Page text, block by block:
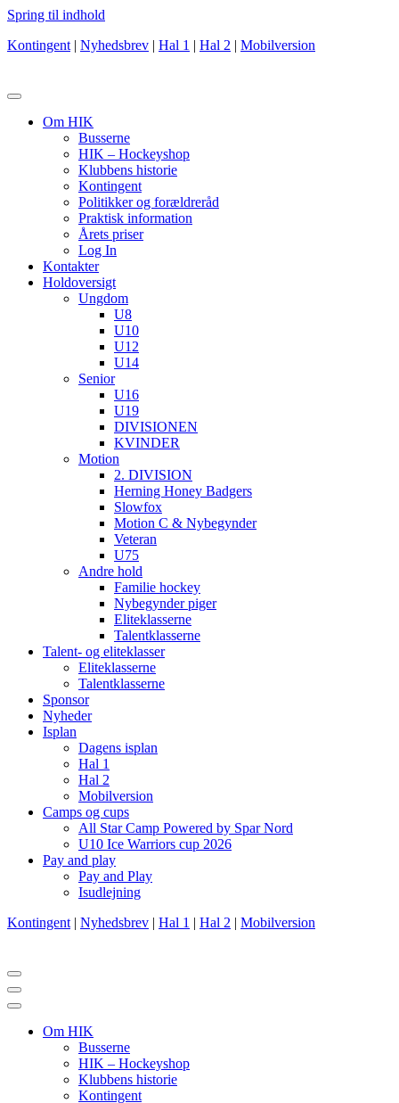
Spring til indhold
Kontingent | Nyhedsbrev | Hal 1 | Hal 2 | Mobilversion
Om HIK
Busserne
HIK – Hockeyshop
Klubbens historie
Kontingent
Politikker og forældreråd
Praktisk information
Årets priser
Log In
Kontakter
Holdoversigt
Ungdom
U8
U10
U12
U14
Senior
U16
U19
DIVISIONEN
KVINDER
Motion
2. DIVISION
Herning Honey Badgers
Slowfox
Motion C & Nybegynder
Veteran
U75
Andre hold
Familie hockey
Nybegynder piger
Eliteklasserne
Talentklasserne
Talent- og eliteklasser
Eliteklasserne
Talentklasserne
Sponsor
Nyheder
Isplan
Dagens isplan
Hal 1
Hal 2
Mobilversion
Camps og cups
All Star Camp Powered by Spar Nord
U10 Ice Warriors cup 2026
Pay and play
Pay and Play
Isudlejning
Kontingent | Nyhedsbrev | Hal 1 | Hal 2 | Mobilversion
Navigation
menu
Navigation
menu
Om HIK
Busserne
HIK – Hockeyshop
Klubbens historie
Kontingent